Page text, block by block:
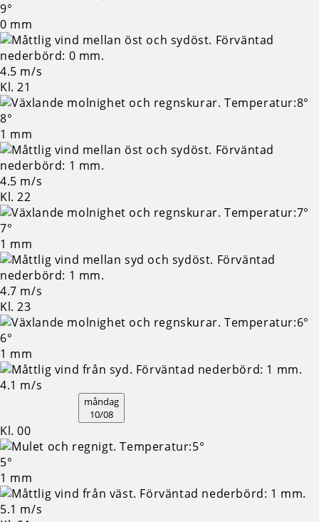
9°
0 mm
4.5 m/s
Kl. 21
8°
1 mm
4.5 m/s
Kl. 22
7°
1 mm
4.7 m/s
Kl. 23
6°
1 mm
4.1 m/s
måndag
10/08
Kl. 00
5°
1 mm
5.1 m/s